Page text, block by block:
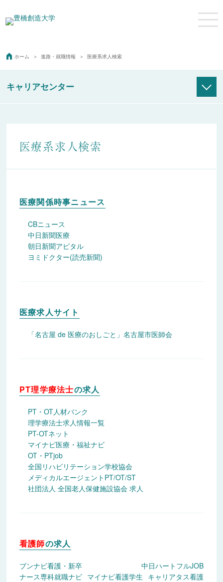
ホーム 進路・就職情報 医療系求人検索
キャリアセンター
一般用全国ハローワーク求人情報
新卒応援ハローワーク
学部提出書類（活動報告書等）
就職状況
卒業生アンケート（離職調査）集計結果報告書 大学
卒業生アンケート（離職調査）集計結果報告書 短大
就職情報サイト「企業」
就職情報サイト「公務員」
就活応援集
医療系求人検索
医療関係時事ニュース
CBニュース
中日新聞医療
朝日新聞アピタル
ヨミドクター(読売新聞)
医療求人サイト
「名古屋 de 医療のおしごと」名古屋市医師会
PT理学療法士の求人
PT・OT人材バンク
理学療法士求人情報一覧
PT-OTネット
マイナビ医療・福祉ナビ
OT・PTjob
全国リハビリテーション学校協会
メディカルエージェントPT/OT/ST
社団法人 全国老人保健施設協会 求人
看護師の求人
ブンナビ看護・新卒
中日ハートフルJOB
ナース専科就職ナビ マイナビ看護学生 キャリアタス看護